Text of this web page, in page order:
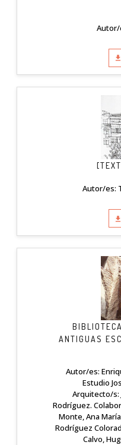
Autor/
Autor/es:
ANTIGUAS
Autor/es:
Estudio
Arquitecto/s:
Rodríguez.
Monte, Ana
Rodríguez
Calvo,